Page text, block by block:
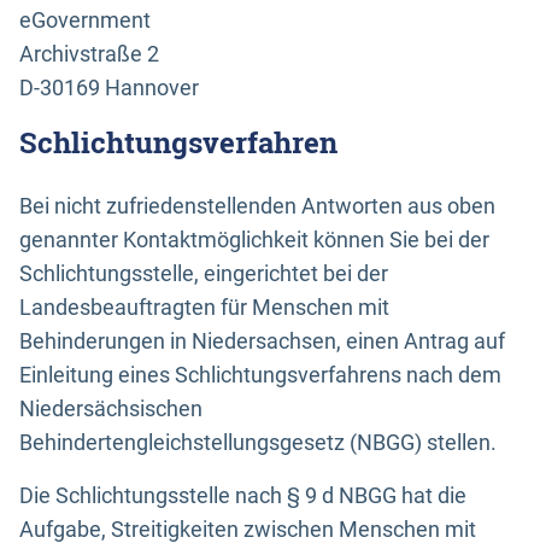
eGovernment
Archivstraße 2
D-30169 Hannover
Schlichtungsverfahren
Bei nicht zufriedenstellenden Antworten aus oben
genannter Kontaktmöglichkeit können Sie bei der
Schlichtungsstelle, eingerichtet bei der
Landesbeauftragten für Menschen mit
Behinderungen in Niedersachsen, einen Antrag auf
Einleitung eines Schlichtungsverfahrens nach dem
Niedersächsischen
Behindertengleichstellungsgesetz (NBGG) stellen.
Die Schlichtungsstelle nach § 9 d NBGG hat die
Aufgabe, Streitigkeiten zwischen Menschen mit